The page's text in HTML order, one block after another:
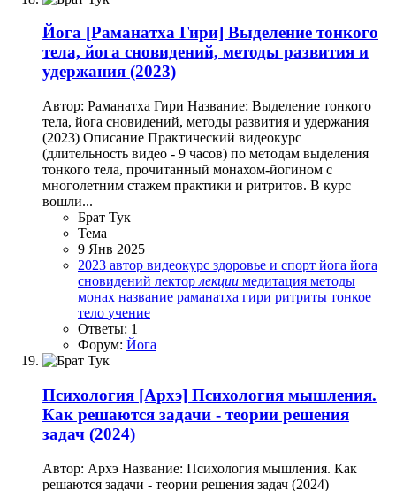
Йога [Раманатха Гири] Выделение тонкого
тела, йога сновидений, методы развития и
удержания (2023)
Автор: Раманатха Гири Название: Выделение тонкого
тела, йога сновидений, методы развития и удержания
(2023) Описание Практический видеокурс
(длительность видео - 9 часов) по методам выделения
тонкого тела, прочитанный монахом-йогином с
многолетним стажем практики и ритритов. В курс
вошли...
Брат Тук
Тема
9 Янв 2025
2023 автор видеокурс здоровье и спорт йога йога
сновидений лектор лекции медитация методы
монах название раманатха гири ритриты тонкое
тело учение
Ответы: 1
Форум: Йога
Психология [Архэ] Психология мышления.
Как решаются задачи - теории решения
задач (2024)
Автор: Архэ Название: Психология мышления. Как
решаются задачи - теории решения задач (2024)